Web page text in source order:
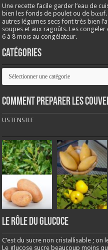
Une recette facile garder l’eau de
bien les fonds de poulet ou de
autres légumes secs font très bien
soupes et aux ragoûts. Les
6 à 8 mois au congélateur.
Catégories
Catégories
COMMENT PREPARER LES
USTENSILE
LE RÔLE DU GLUCOCE
C’est du sucre non cristallisable ; on
Le glucose sucre beaucoup moins